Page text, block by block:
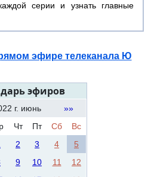
серии и узнать главные
эфире телеканала Ю
эфиров
г. июнь
»»
Чт Пт Сб
Вс
2 3 4
5
9 10 11
12